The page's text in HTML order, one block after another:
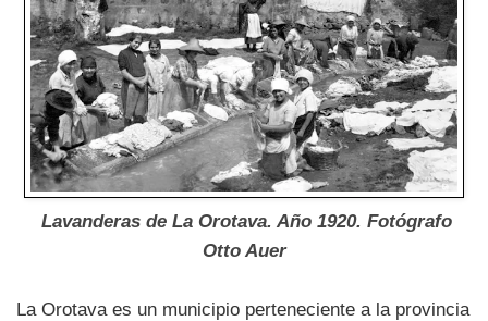
Lavanderas de La Orotava. Año 1920. Fotógrafo
Otto Auer
La Orotava es un municipio perteneciente a la provincia